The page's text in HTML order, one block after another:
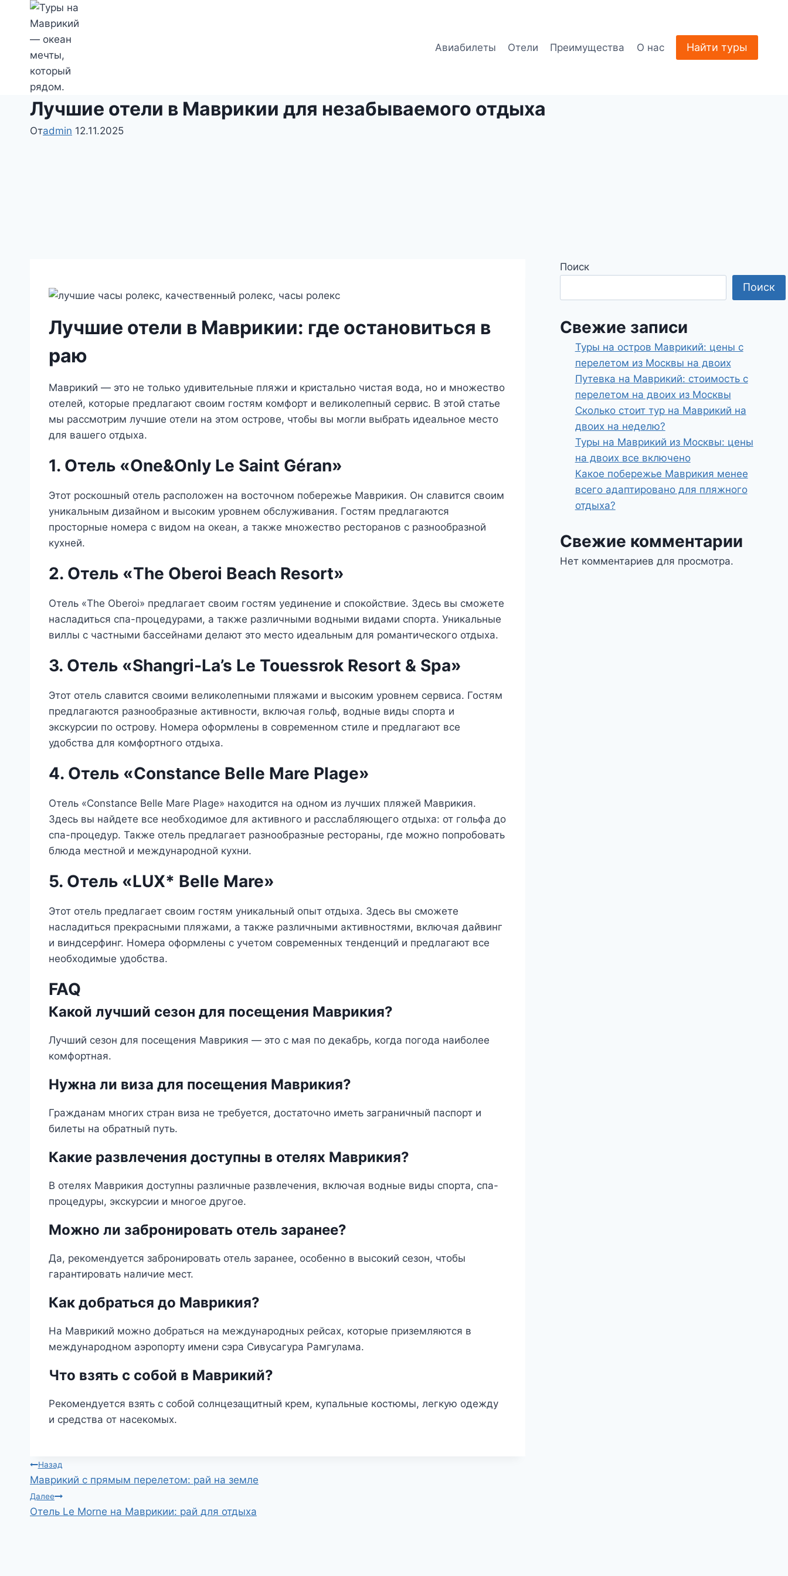
Перейти
содержимому
Авиабилеты Отели Преимущества О нас Найти туры
Лучшие отели в Маврикии для незабываемого отдыха
Отadmin 12.11.2025
Лучшие отели в Маврикии: где остановиться в
раю
Маврикий — это не только удивительные пляжи и кристально чистая вода, но и множество
отелей, которые предлагают своим гостям комфорт и великолепный сервис. В этой статье
мы рассмотрим лучшие отели на этом острове, чтобы вы могли выбрать идеальное место
для вашего отдыха.
1. Отель «One&Only Le Saint Géran»
Этот роскошный отель расположен на восточном побережье Маврикия. Он славится своим
уникальным дизайном и высоким уровнем обслуживания. Гостям предлагаются
просторные номера с видом на океан, а также множество ресторанов с разнообразной
кухней.
2. Отель «The Oberoi Beach Resort»
Отель «The Oberoi» предлагает своим гостям уединение и спокойствие. Здесь вы сможете
насладиться спа-процедурами, а также различными водными видами спорта. Уникальные
виллы с частными бассейнами делают это место идеальным для романтического отдыха.
3. Отель «Shangri-La’s Le Touessrok Resort & Spa»
Этот отель славится своими великолепными пляжами и высоким уровнем сервиса. Гостям
предлагаются разнообразные активности, включая гольф, водные виды спорта и
экскурсии по острову. Номера оформлены в современном стиле и предлагают все
удобства для комфортного отдыха.
4. Отель «Constance Belle Mare Plage»
Отель «Constance Belle Mare Plage» находится на одном из лучших пляжей Маврикия.
Здесь вы найдете все необходимое для активного и расслабляющего отдыха: от гольфа до
спа-процедур. Также отель предлагает разнообразные рестораны, где можно попробовать
блюда местной и международной кухни.
5. Отель «LUX* Belle Mare»
Этот отель предлагает своим гостям уникальный опыт отдыха. Здесь вы сможете
насладиться прекрасными пляжами, а также различными активностями, включая дайвинг
и виндсерфинг. Номера оформлены с учетом современных тенденций и предлагают все
необходимые удобства.
FAQ
Какой лучший сезон для посещения Маврикия?
Лучший сезон для посещения Маврикия — это с мая по декабрь, когда погода наиболее
комфортная.
Нужна ли виза для посещения Маврикия?
Гражданам многих стран виза не требуется, достаточно иметь заграничный паспорт и
билеты на обратный путь.
Какие развлечения доступны в отелях Маврикия?
В отелях Маврикия доступны различные развлечения, включая водные виды спорта, спа-
процедуры, экскурсии и многое другое.
Можно ли забронировать отель заранее?
Да, рекомендуется забронировать отель заранее, особенно в высокий сезон, чтобы
гарантировать наличие мест.
Как добраться до Маврикия?
На Маврикий можно добраться на международных рейсах, которые приземляются в
международном аэропорту имени сэра Сивусагура Рамгулама.
Что взять с собой в Маврикий?
Рекомендуется взять с собой солнцезащитный крем, купальные костюмы, легкую одежду
и средства от насекомых.
Навигация
по
записям
Назад
Маврикий с прямым перелетом: рай на земле
Далее
Отель Le Morne на Маврикии: рай для отдыха
Поиск
Поиск
Свежие записи
Туры на остров Маврикий: цены с
перелетом из Москвы на двоих
Путевка на Маврикий: стоимость с
перелетом на двоих из Москвы
Сколько стоит тур на Маврикий на
двоих на неделю?
Туры на Маврикий из Москвы: цены
на двоих все включено
Какое побережье Маврикия менее
всего адаптировано для пляжного
отдыха?
Свежие комментарии
Нет комментариев для просмотра.